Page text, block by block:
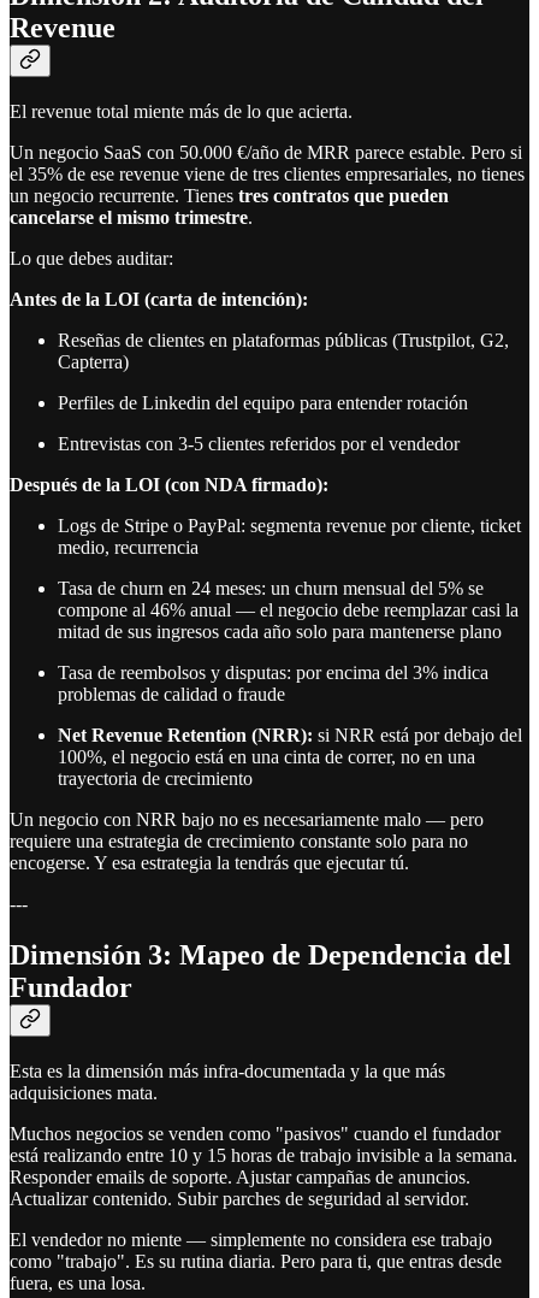
Revenue
El revenue total miente más de lo que acierta.
Un negocio SaaS con 50.000 €/año de MRR parece estable. Pero si
el 35% de ese revenue viene de tres clientes empresariales, no tienes
un negocio recurrente. Tienes tres contratos que pueden
cancelarse el mismo trimestre.
Lo que debes auditar:
Antes de la LOI (carta de intención):
Reseñas de clientes en plataformas públicas (Trustpilot, G2,
Capterra)
Perfiles de Linkedin del equipo para entender rotación
Entrevistas con 3-5 clientes referidos por el vendedor
Después de la LOI (con NDA firmado):
Logs de Stripe o PayPal: segmenta revenue por cliente, ticket
medio, recurrencia
Tasa de churn en 24 meses: un churn mensual del 5% se
compone al 46% anual — el negocio debe reemplazar casi la
mitad de sus ingresos cada año solo para mantenerse plano
Tasa de reembolsos y disputas: por encima del 3% indica
problemas de calidad o fraude
Net Revenue Retention (NRR): si NRR está por debajo del
100%, el negocio está en una cinta de correr, no en una
trayectoria de crecimiento
Un negocio con NRR bajo no es necesariamente malo — pero
requiere una estrategia de crecimiento constante solo para no
encogerse. Y esa estrategia la tendrás que ejecutar tú.
---
Dimensión 3: Mapeo de Dependencia del
Fundador
Esta es la dimensión más infra-documentada y la que más
adquisiciones mata.
Muchos negocios se venden como "pasivos" cuando el fundador
está realizando entre 10 y 15 horas de trabajo invisible a la semana.
Responder emails de soporte. Ajustar campañas de anuncios.
Actualizar contenido. Subir parches de seguridad al servidor.
El vendedor no miente — simplemente no considera ese trabajo
como "trabajo". Es su rutina diaria. Pero para ti, que entras desde
fuera, es una losa.